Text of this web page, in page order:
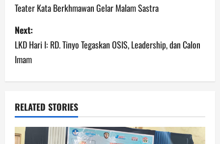
Teater Kata Berkhmawan Gelar Malam Sastra
Next:
LKD Hari I: RD. Tinyo Tegaskan OSIS, Leadership, dan Calon
Imam
RELATED STORIES